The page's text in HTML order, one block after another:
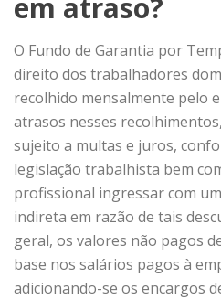
em atraso?
O Fundo de Garantia por
direito dos trabalhadores
recolhido mensalmente pelo
atrasos nesses
sujeito a multas e juros,
legislação trabalhista bem
profissional ingressar com
indireta em razão de tais
geral, os valores não pagos
base nos salários pagos à
adicionando-se os encargos